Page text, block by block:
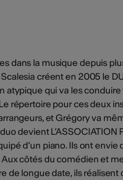
dans la musique depuis
créent en 2005 le
atypique qui va les
répertoire pour ces deux
et Grégory va
devient L’ASSOCIATION
d’un piano. Ils ont
Aux côtés du comédien et
de longue date, ils